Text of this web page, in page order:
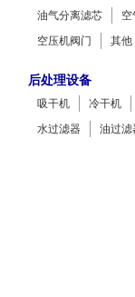
油气分离滤芯
空
空压机阀门
其他
后处理设备
吸干机
冷干机
水过滤器
油过滤